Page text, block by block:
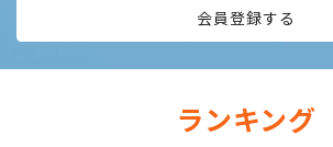
会員登録する
ランキング